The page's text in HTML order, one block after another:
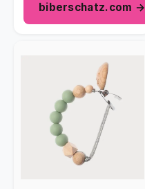
biberschatz.com →